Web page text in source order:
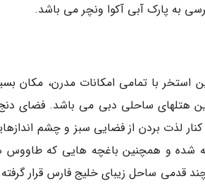
به پارک آبی آکوا ونچر می باشد.
استخر با تمامی امکانات مدرن، مکان
هتلهای ساحلی دبی می باشد. فضای
لذت بردن از فضایی سبز و چشم
شده و همچنین باغچه هایی که طاووس
قدمی ساحل زیبای خلیج فارس قرار